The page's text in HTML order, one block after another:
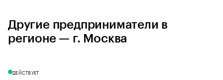
Другие предприниматели в
регионе — г. Москва
ДЕЙСТВУЕТ